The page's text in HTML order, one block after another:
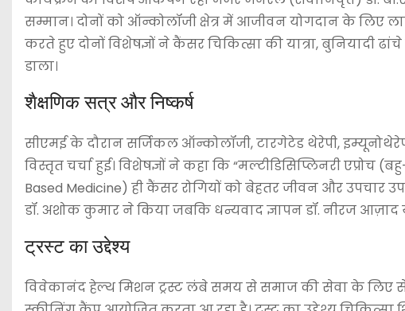
सम्मान। दोनों को ऑन्कोलॉजी क्षेत्र में आजीवन योगदान के लिए
करते हुए दोनों विशेषज्ञों ने कैंसर चिकित्सा की यात्रा,
डाला।
शैक्षणिक सत्र और निष्कर्ष
सीएमई के दौरान सर्जिकल ऑन्कोलॉजी, टारगेटेड थेरेपी,
विस्तृत चर्चा हुई। विशेषज्ञों ने कहा कि “मल्टीडिसिप्लिनरी
Based Medicine) ही कैंसर रोगियों को बेहतर जीवन और उपचार
डॉ. अशोक कुमार ने किया जबकि धन्यवाद ज्ञापन डॉ. नीरज आज़ाद
ट्रस्ट का उद्देश्य
विवेकानंद हेल्थ मिशन ट्रस्ट लंबे समय से समाज की सेवा के लिए